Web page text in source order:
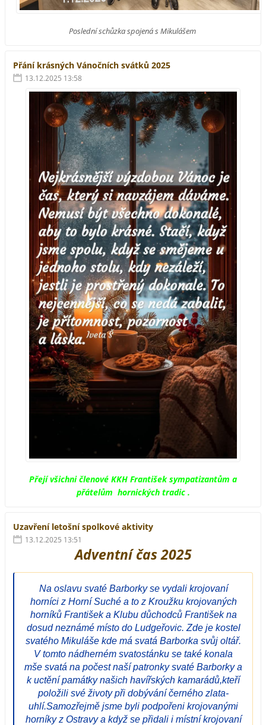
Poslední schůzka spojená s Mikulášem
Přání krásných Vánočních svátků 2025
13.12.2025 13:58
Přejí všichni členové KKH František sympatizantům a
přátelům hornických tradic .
Uzavření letošní spolkové aktivity
13.12.2025 13:51
Adventní čas 2025
Na oslavu svaté Barborky se vydali krojovaní
horníci z Horní Suché a to z Kroužku krojovaných
horníků František a Klubu důchodců František na
dosud neznámé místo do Ludgeřovic. Zde je kostel
svatého Mikuláše kde má svatá Barborka svůj oltář.
V tomto nádherném svatostánku se také konala
mše svatá na počest naší patronky svaté Barborky a
k uctění památky našich havířských kamarádů,kteří
položili své životy při dobývání černého zlata-
uhlí.Samozřejmě jsme byli podpořeni krojovanými
horníky z Ostravy a když se přidali i místní krojovaní